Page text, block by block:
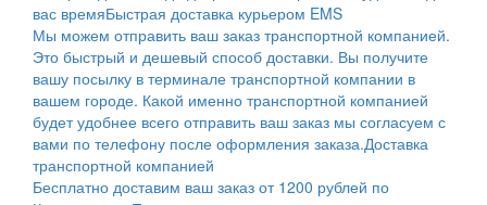
вас времяБыстрая доставка курьером EMS
Мы можем отправить ваш заказ транспортной компанией.
Это быстрый и дешевый способ доставки. Вы получите
вашу посылку в терминале транспортной компании в
вашем городе. Какой именно транспортной компанией
будет удобнее всего отправить ваш заказ мы согласуем с
вами по телефону после оформления заказа.Доставка
транспортной компанией
Бесплатно доставим ваш заказ от 1200 рублей по